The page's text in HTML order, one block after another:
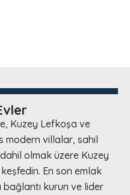
Kuzey Lefkoşa ve
modern villalar, sahil
olmak üzere Kuzey
keşfedin. En son emlak
bağlantı kurun ve lider